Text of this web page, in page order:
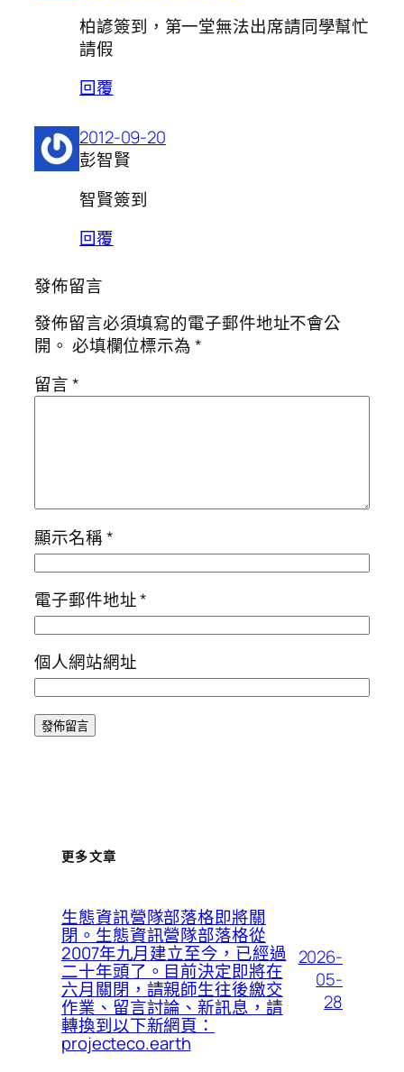
柏諺簽到，第一堂無法出席請同學幫忙
請假
回覆
2012-09-20
彭智賢
智賢簽到
回覆
發佈留言
發佈留言必須填寫的電子郵件地址不會公
開。 必填欄位標示為*
留言*
顯示名稱*
電子郵件地址*
個人網站網址
更多文章
生態資訊營隊部落格即將關
閉。生態資訊營隊部落格從
2007年九月建立至今，已經過
二十年頭了。目前決定即將在
六月關閉，請親師生往後繳交
作業、留言討論、新訊息，請
轉換到以下新網頁：
projecteco.earth
2026-
05-
28